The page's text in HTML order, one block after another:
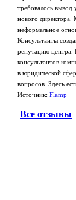
требовалось вывод
нового директора.
неформальное
Консультанты
репутацию центра.
консультантов
в юридической
вопросов. Здесь
Источник: Flamp
Все отзывы